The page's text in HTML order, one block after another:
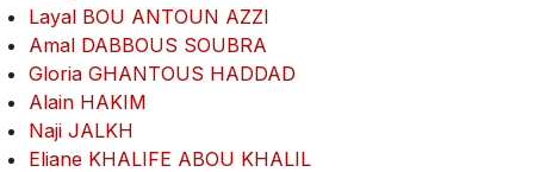
Layal BOU ANTOUN AZZI
Amal DABBOUS SOUBRA
Gloria GHANTOUS HADDAD
Alain HAKIM
Naji JALKH
Eliane KHALIFE ABOU KHALIL